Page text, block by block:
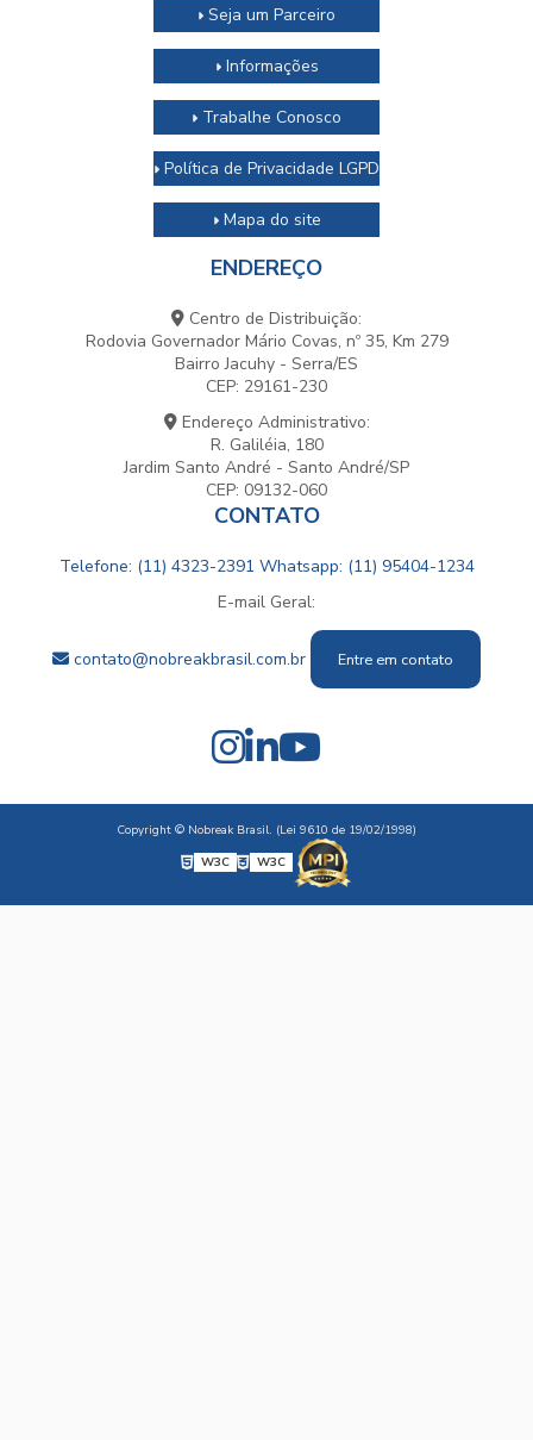
Seja um Parceiro
Informações
Trabalhe Conosco
Política de Privacidade LGPD
Mapa do site
ENDEREÇO
Centro de Distribuição:
Rodovia Governador Mário Covas, nº 35, Km 279
Bairro Jacuhy - Serra/ES
CEP: 29161-230
Endereço Administrativo:
R. Galiléia, 180
Jardim Santo André - Santo André/SP
CEP: 09132-060
CONTATO
Telefone: (11) 4323-2391 Whatsapp: (11) 95404-1234
E-mail Geral:
contato@nobreakbrasil.com.br Entre em contato
Copyright © Nobreak Brasil. (Lei 9610 de 19/02/1998)
W3C
W3C